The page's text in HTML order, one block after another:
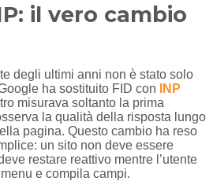
il vero cambio
degli ultimi anni non è stato solo
ha sostituito FID con
INP
misurava soltanto la prima
la qualità della risposta lungo
pagina. Questo cambio ha reso
un sito non deve essere
restare reattivo mentre l’utente
e compila campi.